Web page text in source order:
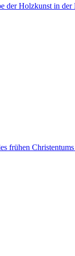
der Holzkunst in der
frühen